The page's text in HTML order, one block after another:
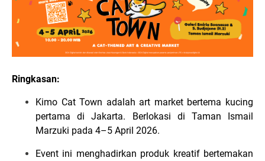
Ringkasan:
Kimo Cat Town adalah art market bertema kucing
pertama di Jakarta. Berlokasi di Taman Ismail
Marzuki pada 4–5 April 2026.
Event ini menghadirkan produk kreatif bertemakan